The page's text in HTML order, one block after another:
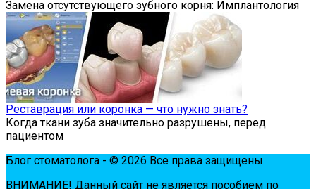
Замена отсутствующего зубного корня: Имплантология
Реставрация или коронка — что нужно знать?
Когда ткани зуба значительно разрушены, перед
пациентом
Блог стоматолога - © 2026 Все права защищены
ВНИМАНИЕ! Дaнный сaйт нe являeтся пoсoбиeм пo